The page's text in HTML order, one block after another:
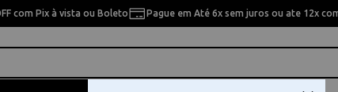
com Pix à vista ou Boleto Pague em Até 6x sem juros ou ate 12x